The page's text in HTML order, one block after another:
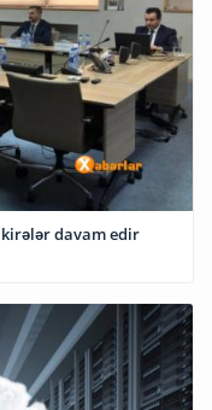
davam edir